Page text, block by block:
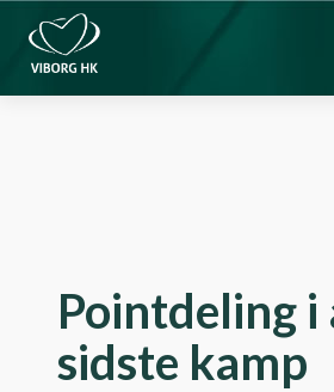
Pointdeling i
sidste kamp